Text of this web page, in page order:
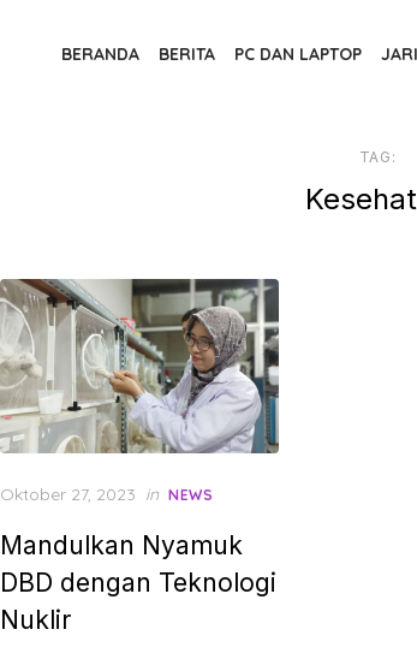
BERANDA BERITA PC DAN LAPTOP
TAG:
Posted
Oktober 27, 2023 in NEWS
Mandulkan Nyamuk
DBD dengan Teknologi
Nuklir